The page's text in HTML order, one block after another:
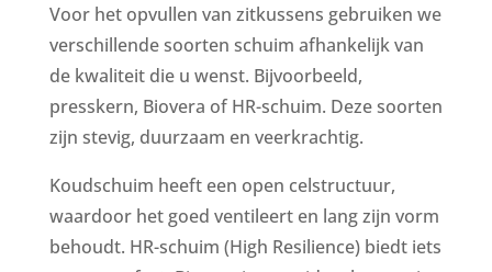
Voor het opvullen van zitkussens gebruiken we
verschillende soorten schuim afhankelijk van
de kwaliteit die u wenst. Bijvoorbeeld,
presskern, Biovera of HR-schuim. Deze soorten
zijn stevig, duurzaam en veerkrachtig.
Koudschuim heeft een open celstructuur,
waardoor het goed ventileert en lang zijn vorm
behoudt. HR-schuim (High Resilience) biedt iets